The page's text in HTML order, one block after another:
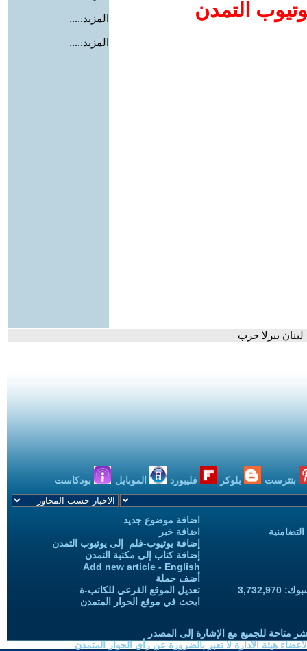
التمدن المزيد.....
المزيد.....
بيرلا حرب
بنترست بلوكر فليبورد الموبايل بودكاست
اضافة موضوع جديد
اضافة خبر
إضافة يوتيوب-فلم إلى يوتيوب التمدن
إضافة كتاب إلى مكتبة التمدن
Add new article - English
أضف حملة
تعديل الموقع الفرعي للكاتب-ة
ابحث في موقع الحوار المتمدن
متاحة للجميع مع الإشارة إلى المصدر
هيئة الادارة لا تعبر بالضرورة عن رأي الحوار المتمدن